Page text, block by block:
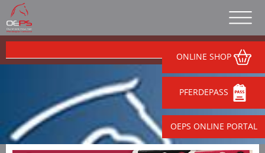
ONLINE SHOP
PFERDEPASS
OEPS ONLINE PORTAL